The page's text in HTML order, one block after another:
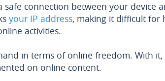
safe connection between your device
your IP address, making it difficult for
activities.
in terms of online freedom. With it,
on online content.